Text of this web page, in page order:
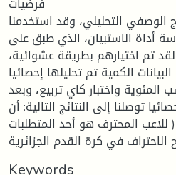
الوصفي التحليلي، وقد استخدمنا
أداة الاستبيان، الذي طبق على
8 1( مدربا ولقد تم اختيارهم بطريقة عشوائية،
الكمية تم تحليلها إحصائيا،
واختبار كاي تربيع، وبعد
توصلنا إلى النتائج التالية: أن
للاعب المحترف هو أحد المتطلبات
Keywords